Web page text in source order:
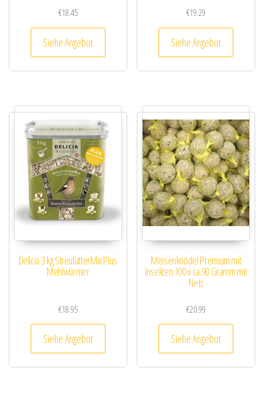
€18.45
Siehe Angebot
€19.29
Siehe Angebot
Delicia 3 kg StreufutterMix Plus
Mehlwürmer
€18.95
Siehe Angebot
Meisenknödel Premium mit
Insekten 100 x ca.90 Gramm mit
Netz
€20.99
Siehe Angebot